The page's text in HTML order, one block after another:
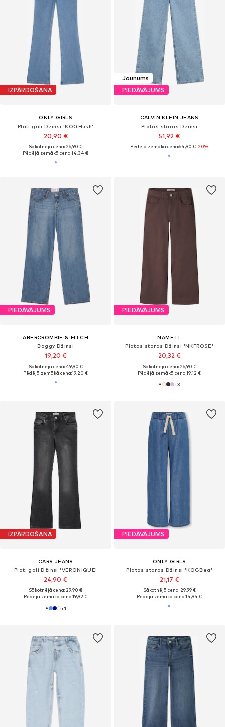
IZPĀRDOŠANA
ONLY GIRLS
Plati gali Džinsi 'KOGHush'
20,90 €
Sākotnējā cena: 26,90 €
Pēdējā zemākā cena:14,34 €
Jaunums
PIEDĀVĀJUMS
CALVIN KLEIN JEANS
Platas staras Džinsi
51,92 €
Pēdējā zemākā cena:64,90 €-20%
PIEDĀVĀJUMS
ABERCROMBIE & FITCH
Baggy Džinsi
19,20 €
Sākotnējā cena: 49,90 €
Pēdējā zemākā cena:19,20 €
PIEDĀVĀJUMS
NAME IT
Platas staras Džinsi 'NKFROSE'
20,32 €
Sākotnējā cena: 26,90 €
Pēdējā zemākā cena:19,12 €
+3
IZPĀRDOŠANA
CARS JEANS
Plati gali Džinsi 'VERONIQUE'
24,90 €
Sākotnējā cena: 29,90 €
Pēdējā zemākā cena:19,92 €
+1
PIEDĀVĀJUMS
ONLY GIRLS
Platas staras Džinsi 'KOGBea'
21,17 €
Sākotnējā cena: 29,99 €
Pēdējā zemākā cena:14,94 €